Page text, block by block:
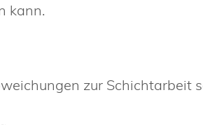
kann.
zur Schichtarbeit